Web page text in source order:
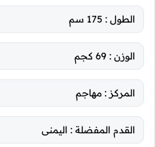
الطول : 175 سم
الوزن : 69 كجم
المركز : مهاجم
القدم المفضلة : اليمنى